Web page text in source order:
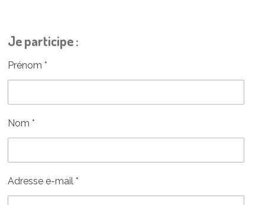
Je participe :
Prénom *
Nom *
Adresse e-mail *